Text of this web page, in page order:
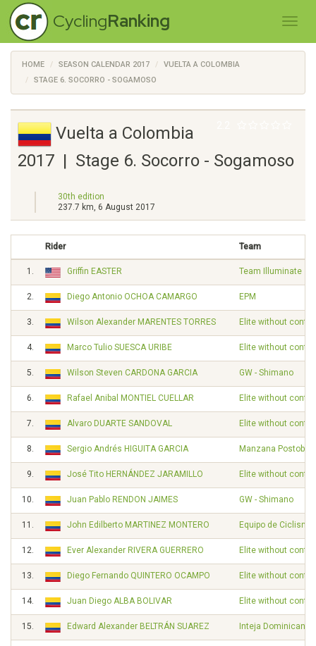
CyclingRanking
HOME SEASON CALENDAR 2017
VUELTA A COLOMBIA
STAGE 6. SOCORRO - SOGAMOSO
Vuelta a Colombia
2017 | Stage 6. Socorro - Sogamoso
30th edition
237.7 km, 6 August 2017
Rider Team
1. Griffin EASTER Team Illuminate
2. Diego Antonio OCHOA CAMARGO EPM
3. Wilson Alexander MARENTES TORRES Elite without
4. Marco Tulio SUESCA URIBE Elite without
5. Wilson Steven CARDONA GARCIA GW - Shimano
6. Rafael Anibal MONTIEL CUELLAR Elite without
7. Alvaro DUARTE SANDOVAL Elite without
8. Sergio Andrés HIGUITA GARCIA Manzana
9. José Tito HERNÁNDEZ JARAMILLO Elite without
10. Juan Pablo RENDON JAIMES GW - Shimano
11. John Edilberto MARTINEZ MONTERO Equipo de
12. Ever Alexander RIVERA GUERRERO Elite without
13. Diego Fernando QUINTERO OCAMPO Elite without
14. Juan Diego ALBA BOLIVAR Elite without
15. Edward Alexander BELTRÁN SUAREZ Inteja Dominican